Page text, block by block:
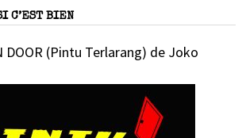
C’EST BIEN
DOOR (Pintu Terlarang) de Joko